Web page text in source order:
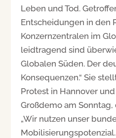
Leben und Tod.
Entscheidungen in den
Konzernzentralen im
leidtragend sind
Globalen Süden. Der
Konsequenzen.“ Sie
Protest in Hannover
Großdemo am Sonntag,
„Wir nutzen unser